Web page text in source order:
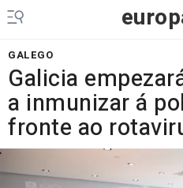
GALEGO
Galicia
a inmunizar á
fronte ao